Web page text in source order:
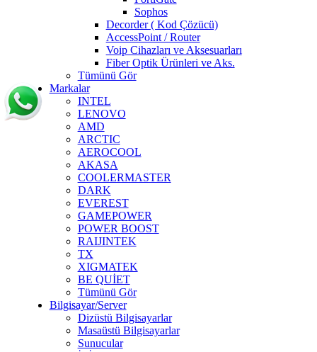
Sophos
Decorder ( Kod Çözücü)
AccessPoint / Router
Voip Cihazları ve Aksesuarları
Fiber Optik Ürünleri ve Aks.
Tümünü Gör
Markalar
INTEL
LENOVO
AMD
ARCTIC
AEROCOOL
AKASA
COOLERMASTER
DARK
EVEREST
GAMEPOWER
POWER BOOST
RAIJINTEK
TX
XIGMATEK
BE QUİET
Tümünü Gör
Bilgisayar/Server
Dizüstü Bilgisayarlar
Masaüstü Bilgisayarlar
Sunucular